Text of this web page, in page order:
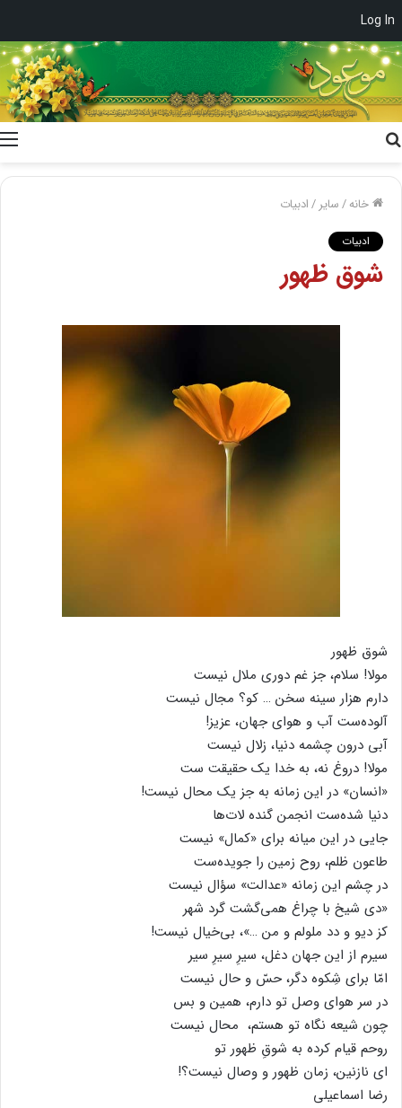
Log In
خانه/سایر /ادبیات
ادبیات
شوق ظهور
شوق ظهور
مولا! سلام، جز غم دوری ملال نیست
دارم هزار سینه سخن … کو؟ مجال نیست
آلوده‌ست آب و هوای جهان، عزیز!
آبی درون چشمه‌ دنیا، زلال نیست
مولا! دروغ نه، به خدا یک حقیقت ست
«انسان» در این زمانه به جز یک محال نیست!
دنیا شده‌ست انجمن گنده لات‌ها
جایی در این میانه برای «کمال» نیست
طاعون ظلم، روح زمین را جویده‌ست
در چشم این زمانه «عدالت» سؤال نیست
«دی شیخ با چراغ همی‌گشت گرد شهر
کز دیو و دد ملولم و من …»، بی‌خیال نیست!
سیرم از این جهان دغل، سیرِ سیرِ سیر
امّا برای شِکوه دگر، حسّ و حال نیست
در سر هوای وصل تو دارم، همین و بس
چون شیعه نگاه تو هستم، ‌ محال نیست
روحم قیام کرده به شوقِ ظهور تو
ای نازنین، زمان ظهور و وصال نیست؟!
رضا اسماعیلی